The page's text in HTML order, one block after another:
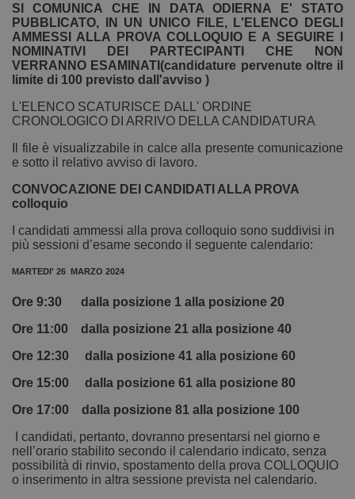
SI COMUNICA CHE IN DATA ODIERNA E' STATO
PUBBLICATO, IN UN UNICO FILE, L'ELENCO DEGLI
AMMESSI ALLA PROVA COLLOQUIO E A SEGUIRE I
NOMINATIVI DEI PARTECIPANTI CHE NON
VERRANNO ESAMINATI(candidature pervenute oltre il
limite di 100 previsto dall'avviso )
L'ELENCO SCATURISCE DALL' ORDINE
CRONOLOGICO DI ARRIVO DELLA CANDIDATURA
Il file è visualizzabile in calce alla presente comunicazione
e sotto il relativo avviso di lavoro.
CONVOCAZIONE DEI CANDIDATI ALLA PROVA
colloquio
I candidati ammessi alla prova colloquio sono suddivisi in
più sessioni d’esame secondo il seguente calendario:
MARTEDI' 26 MARZO 2024
Ore 9:30 dalla posizione 1 alla posizione 20
Ore 11:00 dalla posizione 21 alla posizione 40
Ore 12:30 dalla posizione 41 alla posizione 60
Ore 15:00 dalla posizione 61 alla posizione 80
Ore 17:00 dalla posizione 81 alla posizione 100
I candidati, pertanto, dovranno presentarsi nel giorno e
nell’orario stabilito secondo il calendario indicato, senza
possibilità di rinvio, spostamento della prova COLLOQUIO
o inserimento in altra sessione prevista nel calendario.